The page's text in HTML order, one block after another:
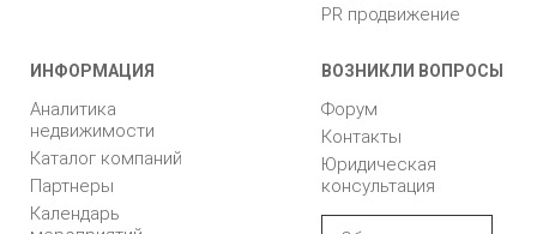
PR продвижение
ИНФОРМАЦИЯ
Аналитика
недвижимости
Каталог компаний
Партнеры
Календарь
ВОЗНИКЛИ ВОПРОСЫ
Форум
Контакты
Юридическая
консультация